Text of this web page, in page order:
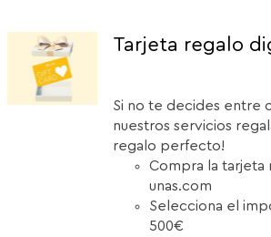
Tarjeta regalo
Si no te decides entre
nuestros servicios
regalo perfecto!
Compra la tarjeta
unas.com
Selecciona el
500€